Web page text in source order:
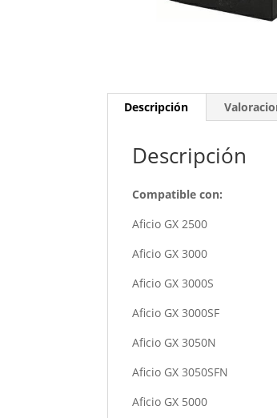
Descripción
Descripción
Compatible con:
Aficio GX 2500
Aficio GX 3000
Aficio GX 3000S
Aficio GX 3000SF
Aficio GX 3050N
Aficio GX 3050SFN
Aficio GX 5000